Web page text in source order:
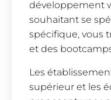
développement
souhaitant se
spécifique, vous
et des
Les
supérieur et les